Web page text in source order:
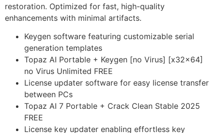
restoration. Optimized for fast, high-quality
enhancements with minimal artifacts.
Keygen software featuring customizable serial
generation templates
Topaz AI Portable + Keygen [no Virus] [x32x64]
no Virus Unlimited FREE
License updater software for easy license transfer
between PCs
Topaz AI 7 Portable + Crack Clean Stable 2025
FREE
License key updater enabling effortless key